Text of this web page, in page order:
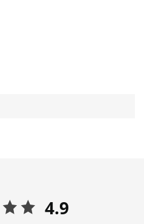
4.9